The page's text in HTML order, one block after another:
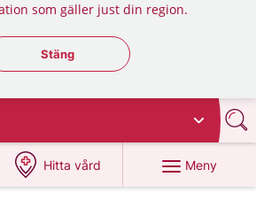
som gäller just din region.
Stäng regionsväljaren
Stäng
Hitta vård
på 1177.se
Meny